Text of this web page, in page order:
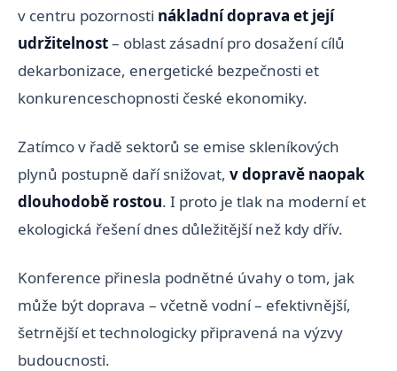
v centru pozornosti nákladní doprava et její
udržitelnost– oblast zásadní pro dosažení cílů
dekarbonizace, energetické bezpečnosti et
konkurenceschopnosti české ekonomiky.
Zatímco v řadě sektorů se emise skleníkových
plynů postupně daří snižovat, v dopravě naopak
dlouhodobě rostou. I proto je tlak na moderní et
ekologická řešení dnes důležitější než kdy dřív.
Konference přinesla podnětné úvahy o tom, jak
může být doprava – včetně vodní – efektivnější,
šetrnější et technologicky připravená na výzvy
budoucnosti.